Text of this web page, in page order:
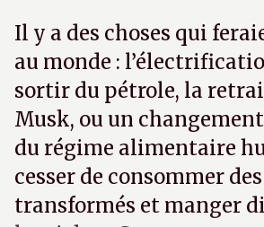
Il y a des choses qui
au monde :
sortir du pétrole, la
Musk, ou un
du régime alimentaire
cesser de consommer
transformés et manger